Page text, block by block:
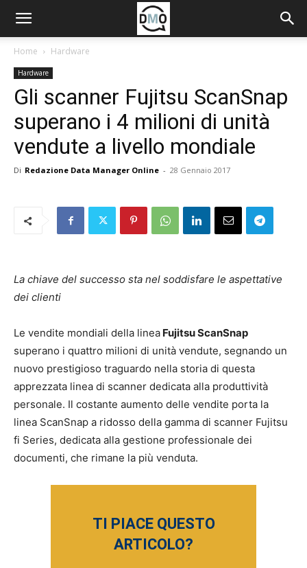
Home Hardware
Hardware
Gli scanner Fujitsu ScanSnap
superano i 4 milioni di unità
vendute a livello mondiale
Di Redazione Data Manager Online - 28 Gennaio 2017
La chiave del successo sta nel soddisfare le aspettative
dei clienti
Le vendite mondiali della linea Fujitsu ScanSnap
superano i quattro milioni di unità vendute, segnando un
nuovo prestigioso traguardo nella storia di questa
apprezzata linea di scanner dedicata alla produttività
personale. Il costante aumento delle vendite porta la
linea ScanSnap a ridosso della gamma di scanner Fujitsu
fi Series, dedicata alla gestione professionale dei
documenti, che rimane la più venduta.
TI PIACE QUESTO
ARTICOLO?